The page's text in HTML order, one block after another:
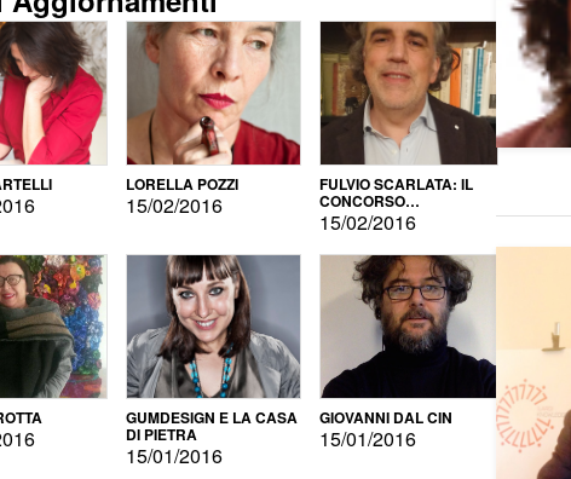
LORELLA POZZI
15/02/2016
FULVIO SCARLATA: IL
CONCORSO
LETTERARIO
15/02/2016
GUMDESIGN E LA CASA
DI PIETRA
15/01/2016
GIOVANNI DAL CIN
15/01/2016